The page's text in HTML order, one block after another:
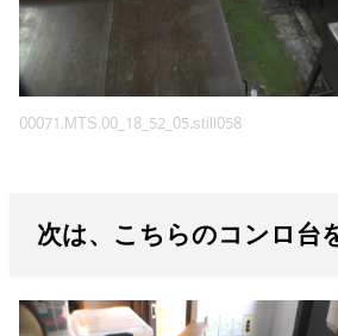
00071.MTS.00_18_52_05.still058
次は、こちらのコンロ台